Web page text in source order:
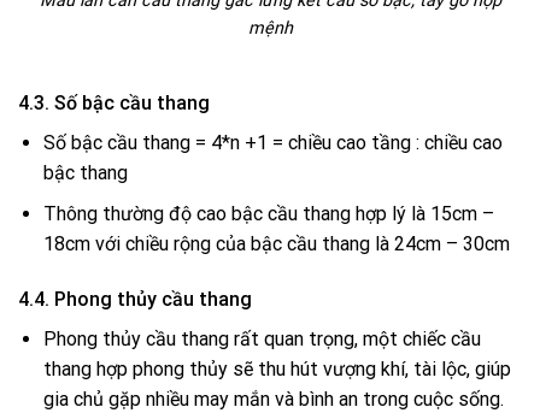
mệnh
4.3. Số bậc cầu thang
Số bậc cầu thang = 4*n +1 = chiều cao tầng : chiều cao
bậc thang
Thông thường độ cao bậc cầu thang hợp lý là 15cm –
18cm với chiều rộng của bậc cầu thang là 24cm – 30cm
4.4. Phong thủy cầu thang
Phong thủy cầu thang rất quan trọng, một chiếc cầu
thang hợp phong thủy sẽ thu hút vượng khí, tài lộc, giúp
gia chủ gặp nhiều may mắn và bình an trong cuộc sống.